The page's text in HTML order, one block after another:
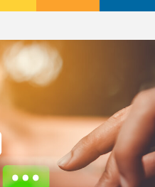
U
T
I
G
A
T
I
O
N
WERBEFORMATE